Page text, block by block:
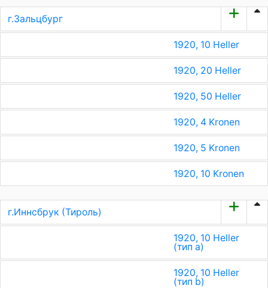
г.Зальцбург
1920, 10 Heller
1920, 20 Heller
1920, 50 Heller
1920, 4 Kronen
1920, 5 Kronen
1920, 10 Kronen
г.Иннсбрук (Тироль)
1920, 10 Heller
(тип a)
1920, 10 Heller
(тип b)